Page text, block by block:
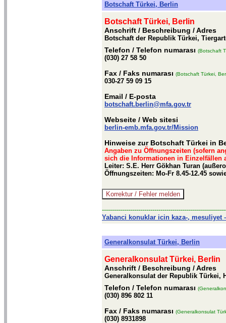
Botschaft Türkei, Berlin
Botschaft Türkei, Berlin
Anschrift / Beschreibung / Adres
Botschaft der Republik Türkei,
Telefon / Telefon numarası (Botschaft
(030) 27 58 50
Fax / Faks numarası (Botschaft Türkei,
030-27 59 09 15
Email / E-posta
botschaft.berlin@mfa.gov.tr
Webseite / Web sitesi
berlin-emb.mfa.gov.tr/Mission
Hinweise zur Botschaft Türkei in
Angaben zu Öffnungszeiten (sofern
sich die Informationen in Einzelfällen
Leiter: S.E. Herr Gökhan Turan
Öffnungszeiten: Mo-Fr 8.45-12.45
Yabanci konuklar icin kaza-, mesuliyet
Generalkonsulat Türkei, Berlin
Generalkonsulat Türkei, Berlin
Anschrift / Beschreibung / Adres
Generalkonsulat der Republik Türkei,
Telefon / Telefon numarası
(030) 896 802 11
Fax / Faks numarası (Generalkonsulat
(030) 8931898